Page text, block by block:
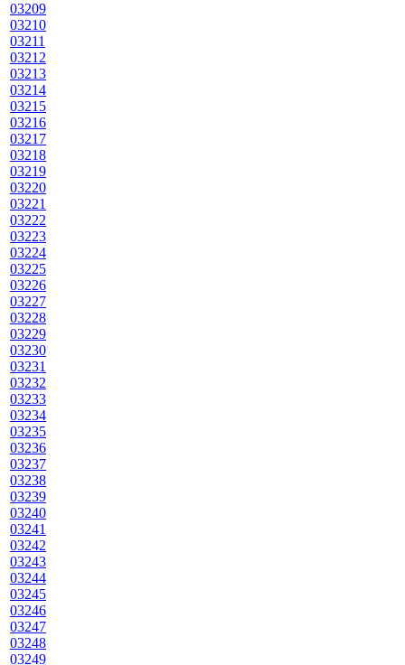
03209
03210
03211
03212
03213
03214
03215
03216
03217
03218
03219
03220
03221
03222
03223
03224
03225
03226
03227
03228
03229
03230
03231
03232
03233
03234
03235
03236
03237
03238
03239
03240
03241
03242
03243
03244
03245
03246
03247
03248
03249